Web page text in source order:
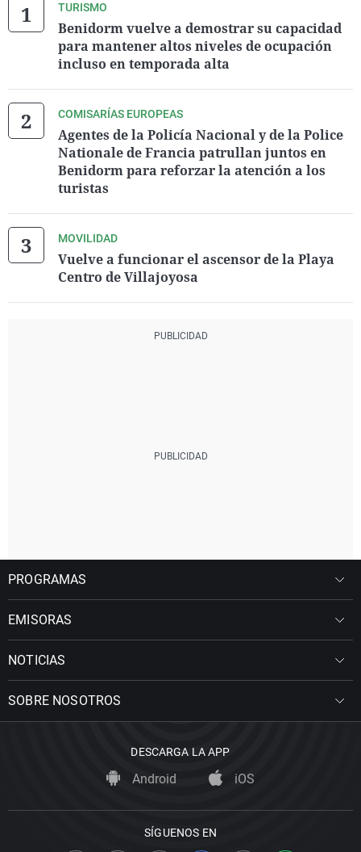
TURISMO
Benidorm vuelve a demostrar su capacidad
para mantener altos niveles de ocupación
incluso en temporada alta
COMISARÍAS EUROPEAS
Agentes de la Policía Nacional y de la Police
Nationale de Francia patrullan juntos en
Benidorm para reforzar la atención a los
turistas
MOVILIDAD
Vuelve a funcionar el ascensor de la Playa
Centro de Villajoyosa
PROGRAMAS
EMISORAS
NOTICIAS
SOBRE NOSOTROS
DESCARGA LA APP
Android iOS
SÍGUENOS EN